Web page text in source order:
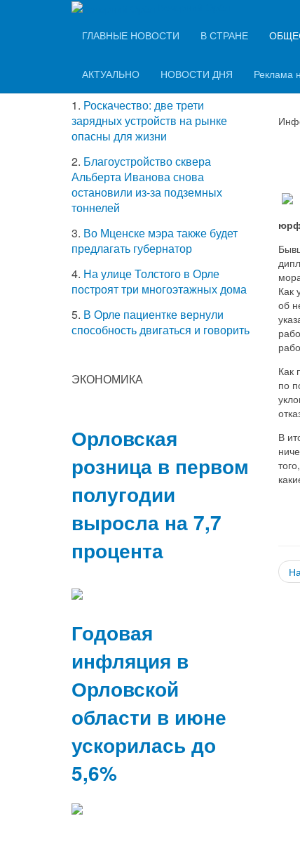
ГЛАВНЫЕ НОВОСТИ
В СТРАНЕ
АКТУАЛЬНО НОВОСТИ ДНЯ Реклама
у
Как
об
Как
по
В
1. Роскачество: две трети
зарядных устройств на рынке
опасны для жизни
2. Благоустройство сквера
Альберта Иванова снова
остановили из-за подземных
тоннелей
3. Во Мценске мэра также будет
предлагать губернатор
4. На улице Толстого в Орле
построят три многоэтажных дома
5. В Орле пациентке вернули
способность двигаться и говорить
ЭКОНОМИКА
Орловская
розница в первом
полугодии
выросла на 7,7
процента
Годовая
инфляция в
Орловской
области в июне
ускорилась до
5,6%